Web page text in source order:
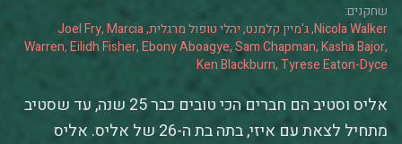
שחקנים:
Nicola Walker, ג'מיין קלמנט, יהלי טופול מרגלית, Joel Fry, Marcia
Warren, Eilidh Fisher, Ebony Aboagye, Sam Chapman, Kasha Bajor,
Ken Blackburn, Tyrese Eaton-Dyce
אליס וסטיב הם חברים הכי טובים כבר 25 שנה, עד שסטיב
מתחיל לצאת עם איזי, בתה בת ה-26 של אליס. אליס